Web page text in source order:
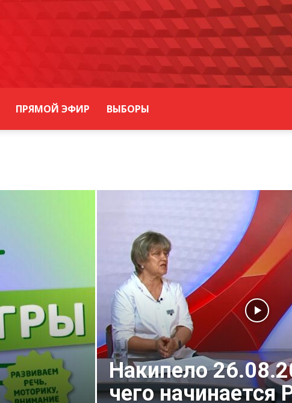
ПРЯМОЙ ЭФИР ВЫБОРЫ
Накипело
чего начинается